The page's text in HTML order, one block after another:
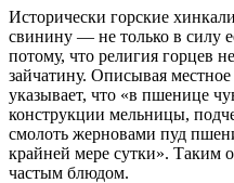
Исторически горские
свинину — не только в силу
потому, что религия горцев
зайчатину. Описывая местное
указывает, что «в пшенице
конструкции мельницы,
смолоть жерновами пуд
крайней мере сутки». Таким
частым блюдом.